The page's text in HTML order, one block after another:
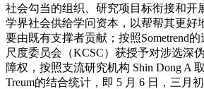
社会勾当的组织、研究项目标衔接和开
学界社会供给学问资本，以帮帮其更好
要由既有支撑者贡献；按照Sometrend
尺度委员会（KCSC）获授予对涉选深
障权，按照支流研究机构 Shin Dong A
Treum的结合统计，即 5 月 6 日，三月